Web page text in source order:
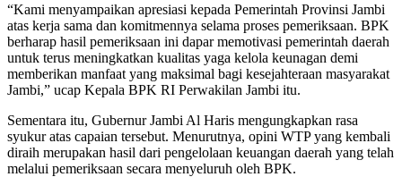
“Kami menyampaikan apresiasi kepada Pemerintah Provinsi Jambi
atas kerja sama dan komitmennya selama proses pemeriksaan. BPK
berharap hasil pemeriksaan ini dapar memotivasi pemerintah daerah
untuk terus meningkatkan kualitas yaga kelola keunagan demi
memberikan manfaat yang maksimal bagi kesejahteraan masyarakat
Jambi,” ucap Kepala BPK RI Perwakilan Jambi itu.
Sementara itu, Gubernur Jambi Al Haris mengungkapkan rasa
syukur atas capaian tersebut. Menurutnya, opini WTP yang kembali
diraih merupakan hasil dari pengelolaan keuangan daerah yang telah
melalui pemeriksaan secara menyeluruh oleh BPK.